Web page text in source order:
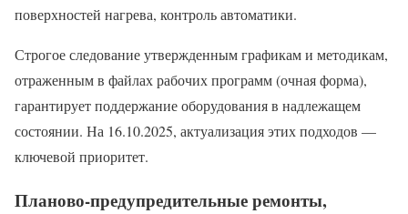
поверхностей нагрева, контроль автоматики.
Строгое следование утвержденным графикам и методикам,
отраженным в файлах рабочих программ (очная форма),
гарантирует поддержание оборудования в надлежащем
состоянии. На 16.10.2025, актуализация этих подходов —
ключевой приоритет.
Планово-предупредительные ремонты,